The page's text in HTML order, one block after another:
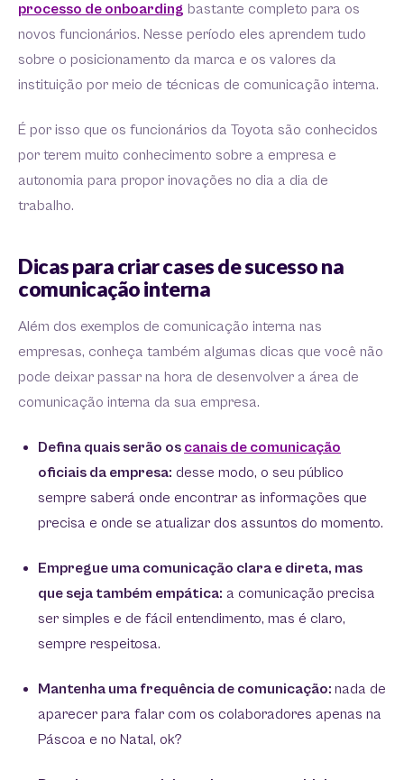
processo de onboarding bastante completo para os
novos funcionários. Nesse período eles aprendem tudo
sobre o posicionamento da marca e os valores da
instituição por meio de técnicas de comunicação interna.
É por isso que os funcionários da Toyota são conhecidos
por terem muito conhecimento sobre a empresa e
autonomia para propor inovações no dia a dia de
trabalho.
Dicas para criar cases de sucesso na
comunicação interna
Além dos exemplos de comunicação interna nas
empresas, conheça também algumas dicas que você não
pode deixar passar na hora de desenvolver a área de
comunicação interna da sua empresa.
Defina quais serão os canais de comunicação
oficiais da empresa: desse modo, o seu público
sempre saberá onde encontrar as informações que
precisa e onde se atualizar dos assuntos do momento.
Empregue uma comunicação clara e direta, mas
que seja também empática: a comunicação precisa
ser simples e de fácil entendimento, mas é claro,
sempre respeitosa.
Mantenha uma frequência de comunicação: nada de
aparecer para falar com os colaboradores apenas na
Páscoa e no Natal, ok?